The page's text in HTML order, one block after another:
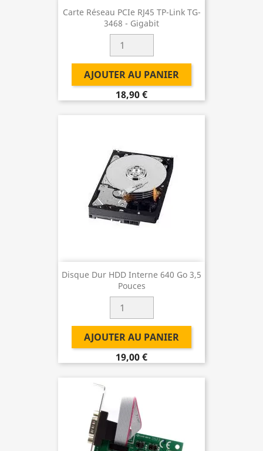
Carte Réseau PCIe RJ45 TP-Link TG-
3468 - Gigabit
AJOUTER AU PANIER
18,90 €
Disque Dur HDD Interne 640 Go 3,5
Pouces
AJOUTER AU PANIER
19,00 €